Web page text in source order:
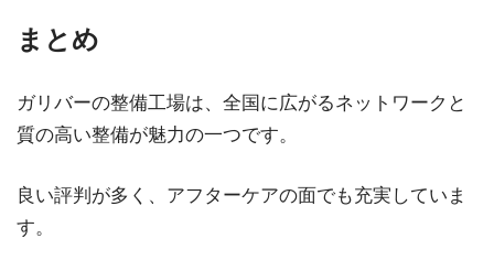
まとめ
ガリバーの整備工場は、全国に広がるネットワークと
質の高い整備が魅力の一つです。
良い評判が多く、アフターケアの面でも充実していま
す。